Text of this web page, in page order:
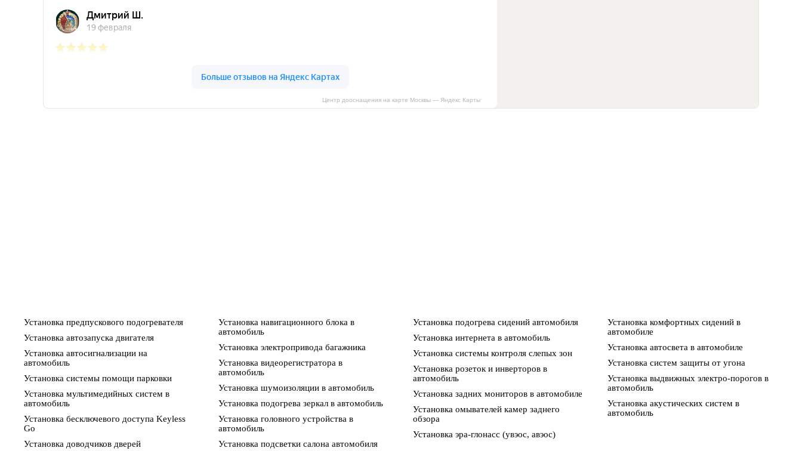
Центр дооснащения на карте Москвы — Яндекс Карты
Установка предпускового подогревателя
Установка автозапуска двигателя
Установка автосигнализации на
автомобиль
Установка системы помощи парковки
Установка мультимедийных систем в
автомобиль
Установка бесключевого доступа Keyless
Go
Установка доводчиков дверей
Установка навигационного блока в
автомобиль
Установка электропривода багажника
Установка видеорегистратора в
автомобиль
Установка шумоизоляции в автомобиль
Установка подогрева зеркал в автомобиль
Установка головного устройства в
автомобиль
Установка подсветки салона автомобиля
Установка подогрева сидений автомобиля
Установка интернета в автомобиль
Установка системы контроля слепых зон
Установка розеток и инверторов в
автомобиль
Установка задних мониторов в автомобиле
Установка омывателей камер заднего
обзора
Установка эра-глонасс (увэос, авэос)
Установка комфортных сидений в
автомобиле
Установка автосвета в автомобиле
Установка систем защиты от угона
Установка выдвижных электро-порогов в
автомобиль
Установка акустических систем в
автомобиль